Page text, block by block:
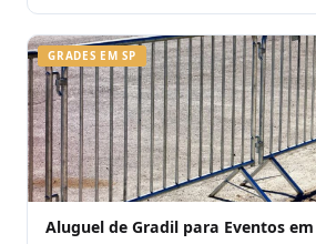
GRADES EM SP
Aluguel de Gradil para Eventos